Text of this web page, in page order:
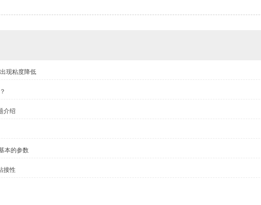
现粘度降低
介绍
本的参数
接性